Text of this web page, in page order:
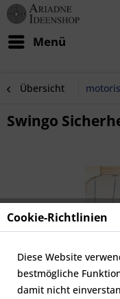
Menü
Übersicht
Swingo
Cookie-Richtlinien
Diese Website
bestmögliche
damit nicht